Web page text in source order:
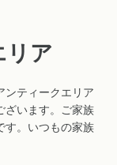
リア
ンティークエリア
ざいます。ご家族
す。いつもの家族